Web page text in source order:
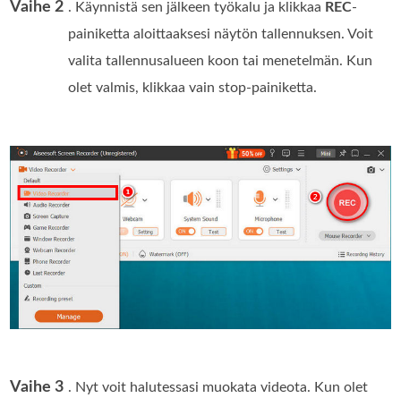
Vaihe 2 . Käynnistä sen jälkeen työkalu ja klikkaa REC-
painiketta aloittaaksesi näytön tallennuksen. Voit
valita tallennusalueen koon tai menetelmän. Kun
olet valmis, klikkaa vain stop-painiketta.
Vaihe 3 . Nyt voit halutessasi muokata videota. Kun olet